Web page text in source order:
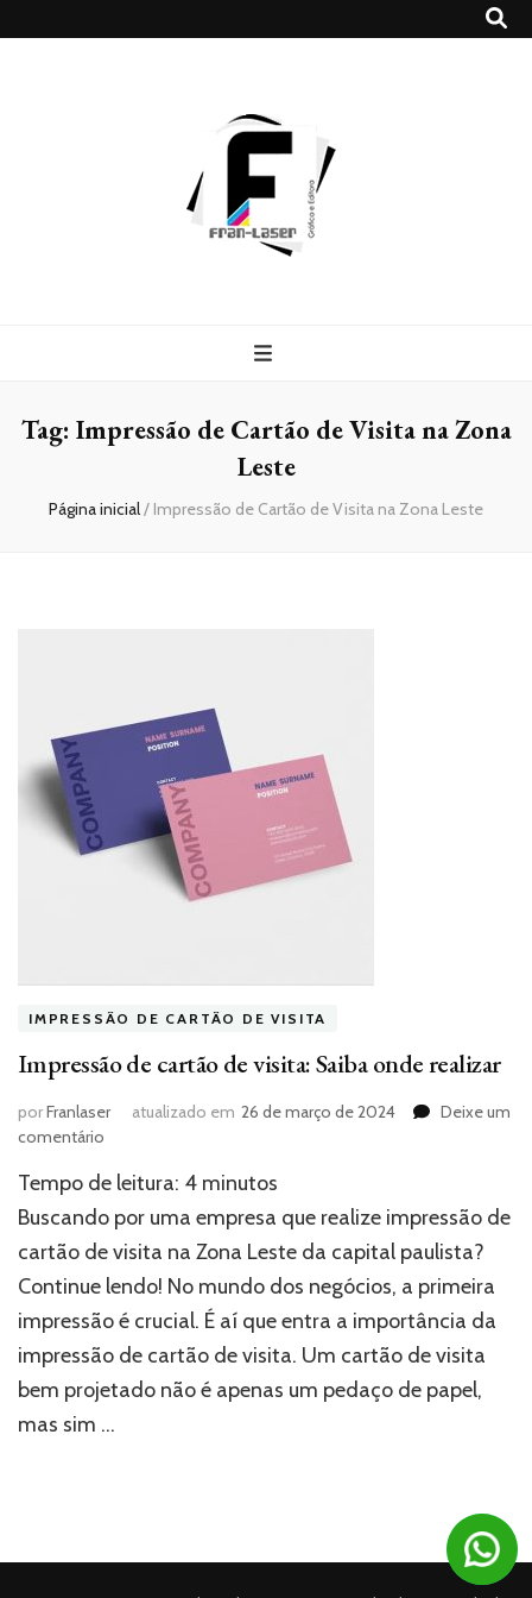
Tag: Impressão de Cartão de Visita na Zona
Leste
Página inicial/ Impressão de Cartão de Visita na Zona Leste
IMPRESSÃO DE CARTÃO DE VISITA
Impressão de cartão de visita: Saiba onde realizar
porFranlaser atualizado em 26 de março de 2024
Deixe um
comentário
de
cartão
de
visita:
Saiba
onde
realizar
Tempo de leitura: 4 minutos
Buscando por uma empresa que realize impressão de
cartão de visita na Zona Leste da capital paulista?
Continue lendo! No mundo dos negócios, a primeira
impressão é crucial. É aí que entra a importância da
impressão de cartão de visita. Um cartão de visita
bem projetado não é apenas um pedaço de papel,
mas sim …